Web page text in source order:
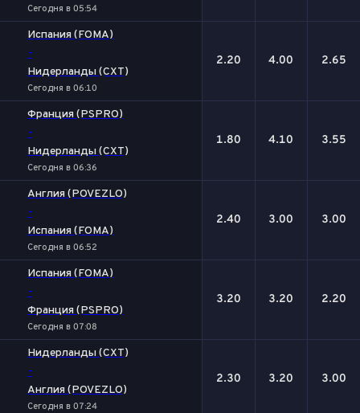
Сегодня в 05:54
Испания (FOMA)
-
Нидерланды (CXT)
Сегодня в 06:10
2.20 4.00 2.65
Франция (PSPRO)
-
Нидерланды (CXT)
Сегодня в 06:36
1.80 4.10 3.55
Англия (POVEZLO)
-
Испания (FOMA)
Сегодня в 06:52
2.40 3.00 3.00
Испания (FOMA)
-
Франция (PSPRO)
Сегодня в 07:08
3.20 3.20 2.20
Нидерланды (CXT)
-
Англия (POVEZLO)
Сегодня в 07:24
2.30 3.20 3.00